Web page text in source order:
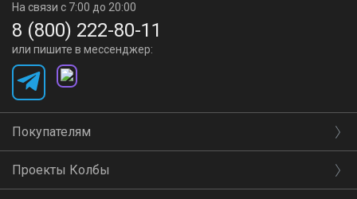
На связи с 7:00 до 20:00
8 (800) 222-80-11
или пишите в мессенджер:
Покупателям
Проекты Колбы